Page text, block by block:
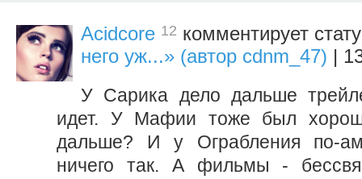
Acidcore 12 комментирует
него уж...» (автор cdnm_47) |
У Сарика дело дальше
идет. У Мафии тоже был
дальше? И у Ограбления по-
ничего так. А фильмы -